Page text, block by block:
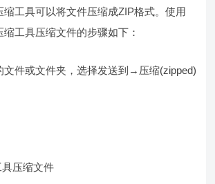
缩工具可以将文件压缩成ZIP格式。使用
工具压缩文件的步骤如下：
文件或文件夹，选择发送到→压缩(zipped)
压缩文件